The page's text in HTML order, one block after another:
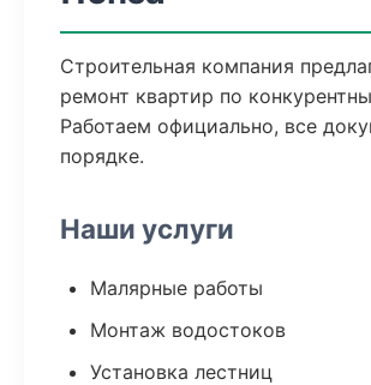
Строительная компания
ремонт квартир по
Работаем официально, все
порядке.
Наши услуги
Малярные работы
Монтаж водостоков
Установка лестниц